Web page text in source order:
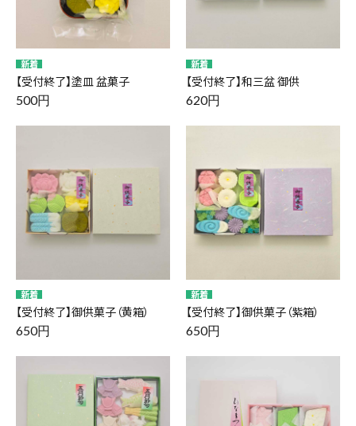
【受付終了】塗皿 盆菓子
500円
【受付終了】和三盆 御供
620円
【受付終了】御供菓子（黄箱）
650円
【受付終了】御供菓子（紫箱）
650円